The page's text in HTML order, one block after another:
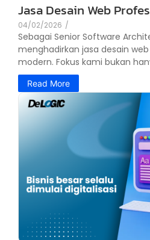
Jasa Desain Web
04/02/2026 /
Sebagai Senior Software
menghadirkan jasa desain
modern. Fokus kami bukan
Read More